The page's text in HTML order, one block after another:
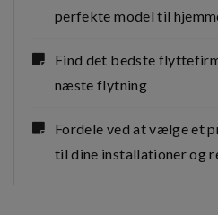
perfekte model til
Find det bedste
næste flytning
Fordele ved at vælge et
til dine installationer og